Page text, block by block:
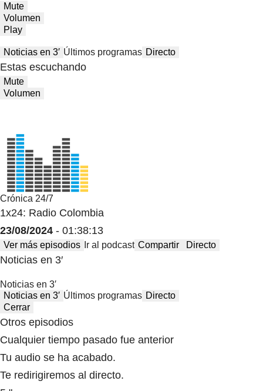
Mute
Volumen
Play
Noticias en 3′ Últimos programas Directo
Estas escuchando
Mute
Volumen
Crónica 24/7
1x24: Radio Colombia
23/08/2024 - 01:38:13
Ver más episodios Ir al podcast Compartir Directo
Noticias en 3′
Noticias en 3′
Noticias en 3′ Últimos programas Directo
Cerrar
Otros episodios
Cualquier tiempo pasado fue anterior
Tu audio se ha acabado.
Te redirigiremos al directo.